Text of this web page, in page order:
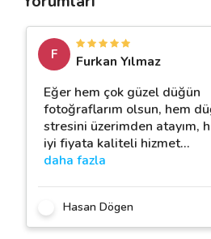
F
Furkan Yılmaz
Eğer hem çok güzel düğün
fotoğraflarım olsun, hem
stresini üzerimden atayım,
iyi fiyata kaliteli hizmet…
daha fazla
Hasan Dögen